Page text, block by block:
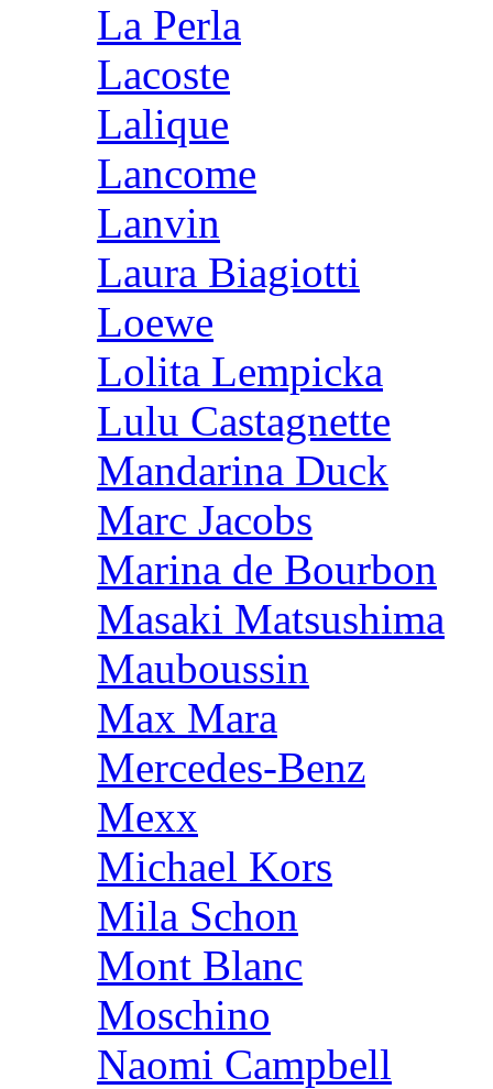
La Perla
Lacoste
Lalique
Lancome
Lanvin
Laura Biagiotti
Loewe
Lolita Lempicka
Lulu Castagnette
Mandarina Duck
Marc Jacobs
Marina de Bourbon
Masaki Matsushima
Mauboussin
Max Mara
Mercedes-Benz
Mexx
Michael Kors
Mila Schon
Mont Blanc
Moschino
Naomi Campbell